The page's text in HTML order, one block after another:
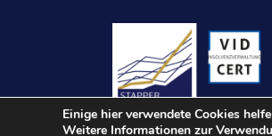
Einige hier verwendete Cookies
Weitere Informationen zur